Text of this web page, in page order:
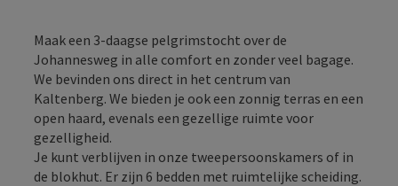
Maak een 3-daagse pelgrimstocht over de
Johannesweg in alle comfort en zonder veel bagage.
We bevinden ons direct in het centrum van
Kaltenberg. We bieden je ook een zonnig terras en een
open haard, evenals een gezellige ruimte voor
gezelligheid.
Je kunt verblijven in onze tweepersoonskamers of in
de blokhut. Er zijn 6 bedden met ruimtelijke scheiding.